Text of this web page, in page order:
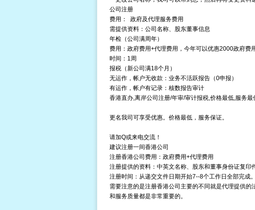
公司注册
费用： 政府及代理服务费用
需提供资料：公司名称、股东董事信息
年检（公司满周年）
费用：政府费用+代理费用，今年可以优惠2000政府费
时间：1周
报税（新公司满18个月）
无运作，帐户无收款：业务不活跃报告（0申报）
有运作，帐户有记录：核数报告审计
香港直办,离岸公司 注册/年审/审计报税,价格最低,服务最
更名我司可享受优惠。价格最低，服务保证。
请加Q或来电交流！
建议注册一间香港公司
注册香港公司费用 ：政府费用+代理费用
注册提供的资料：中英文名称、股东和董事身份证复印
注册时间：从递交文件日期开始7--8个工作日全部完成。
需要注意的是注册香港公司主要的不同就是代理提供
和服务质量都是非常重要的。